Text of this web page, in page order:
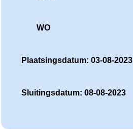
WO
Plaatsingsdatum: 03-08-2023
Sluitingsdatum: 08-08-2023